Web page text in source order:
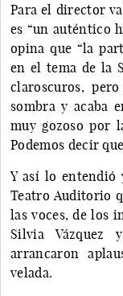
Para el director
es “un auténtico
opina que “la
en el tema de la
claroscuros,
sombra y acaba
muy gozoso por
Podemos decir
Y así lo
Teatro Auditorio
las voces, de los
Silvia Vázquez
arrancaron
velada.